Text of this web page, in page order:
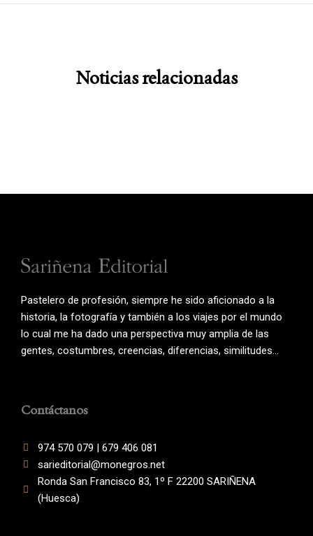
Noticias relacionadas
Pastelero de profesión, siempre he sido aficionado a la
historia, la fotografía y también a los viajes por el mundo
lo cual me ha dado una perspectiva muy amplia de las
gentes, costumbres, creencias, diferencias, similitudes…
Contáctanos
974 570 079 | 679 406 081
sarieditorial@monegros.net
Ronda San Francisco 83, 1º F 22200 SARIÑENA
(Huesca)